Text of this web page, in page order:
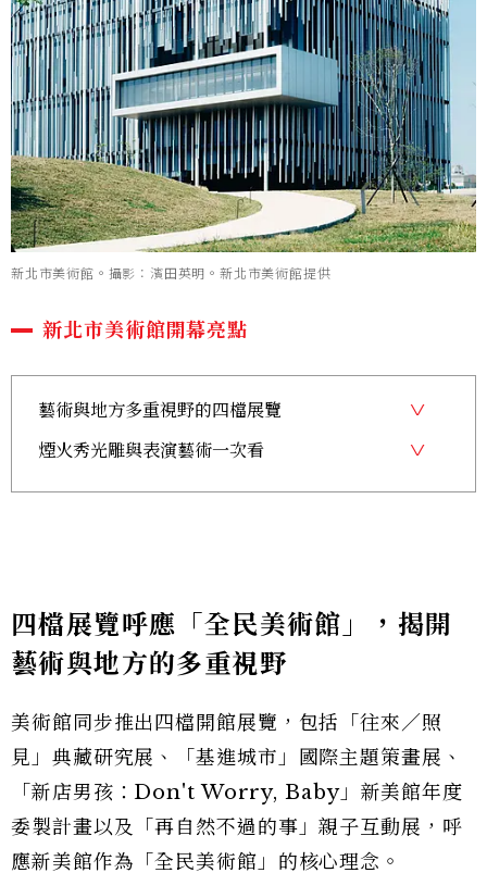
新北市美術館。攝影：濱田英明。新北市美術館提供
新北市美術館開幕亮點
藝術與地方多重視野的四檔展覽
煙火秀光雕與表演藝術一次看
四檔展覽呼應「全民美術館」，揭開
藝術與地方的多重視野
美術館同步推出四檔開館展覽，包括「往來／照
見」典藏研究展、「基進城市」國際主題策畫展、
「新店男孩：Don't Worry, Baby」新美館年度
委製計畫以及「再自然不過的事」親子互動展，呼
應新美館作為「全民美術館」的核心理念。